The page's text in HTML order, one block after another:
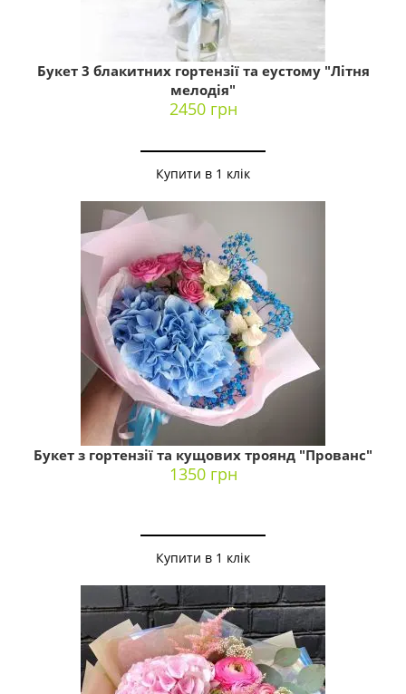
Букет 3 блакитних гортензії та еустому "Літня
мелодія"
2450 грн
Купити в 1 клік
Букет з гортензії та кущових троянд "Прованс"
1350 грн
Купити в 1 клік